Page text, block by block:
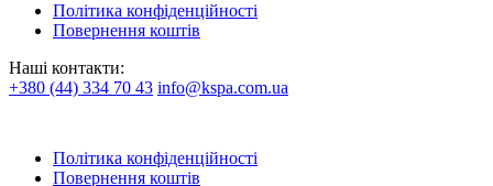
Політика конфіденційності
Повернення коштів
Наші контакти:
+380 (44) 334 70 43 info@kspa.com.ua
Політика конфіденційності
Повернення коштів